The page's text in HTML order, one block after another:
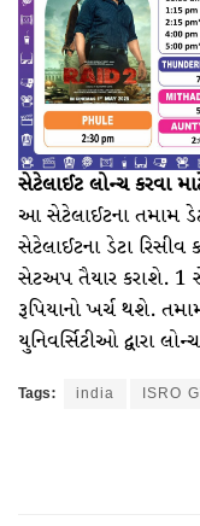
સેટેલાઈટ લોન્ચ કરવા
આ સેટેલાઈટના તમામ
સેટેલાઈટના ડેટા રિસીવ
સેટઅપ તૈયાર કરાશે. 1
રૂપિયાનો ખર્ચ થશે.
યુનિવર્સિટીઓ દ્વારા
Tags: india ISRO